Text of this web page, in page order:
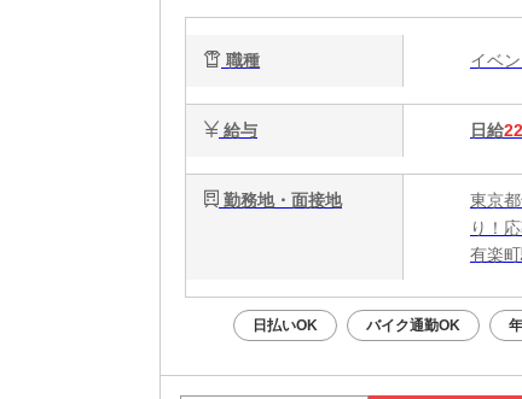
職種 イベ
給与 日給
勤務地・面接地
東京
り！
有楽
日払いOK バイク通勤OK